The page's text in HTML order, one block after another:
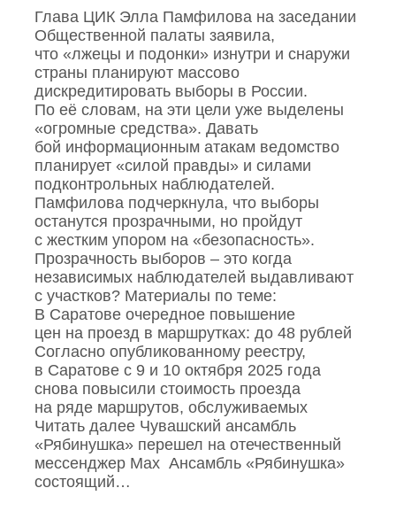
Глава ЦИК Элла Памфилова на заседании
Общественной палаты заявила,
что «лжецы и подонки» изнутри и снаружи
страны планируют массово
дискредитировать выборы в России.
По её словам, на эти цели уже выделены
«огромные средства». Давать
бой информационным атакам ведомство
планирует «силой правды» и силами
подконтрольных наблюдателей.
Памфилова подчеркнула, что выборы
останутся прозрачными, но пройдут
с жестким упором на «безопасность».
Прозрачность выборов – это когда
независимых наблюдателей выдавливают
с участков? Материалы по теме:
В Саратове очередное повышение
цен на проезд в маршрутках: до 48 рублей
Согласно опубликованному реестру,
в Саратове с 9 и 10 октября 2025 года
снова повысили стоимость проезда
на ряде маршрутов, обслуживаемых
Читать далее Чувашский ансамбль
«Рябинушка» перешел на отечественный
мессенджер Max Ансамбль «Рябинушка»
состоящий…